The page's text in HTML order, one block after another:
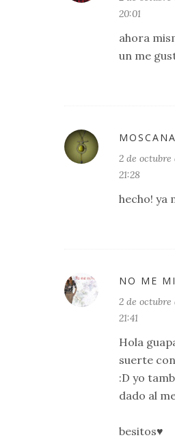
20:01
ahora
un me
MOSCANA
2 de octubre
21:28
hecho! ya
NO ME
2 de octubre
21:41
Hola
suerte
:D yo
dado al
besitos♥